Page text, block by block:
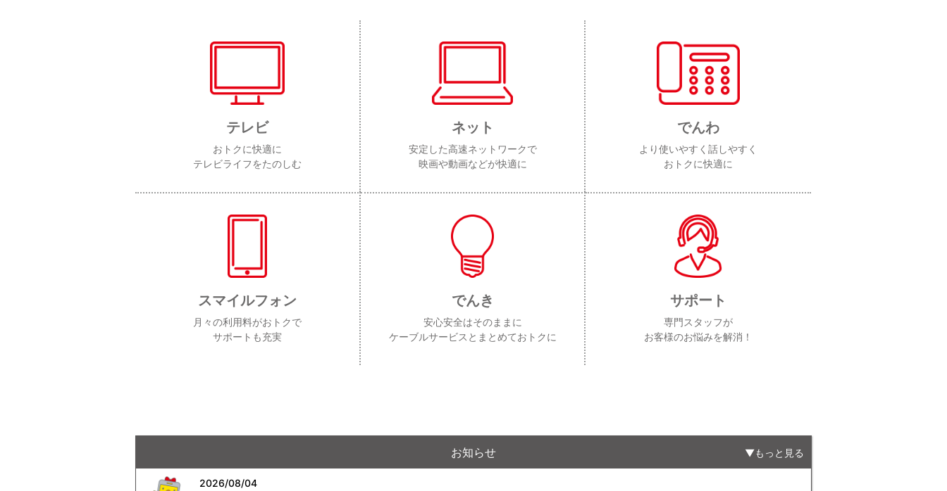
テレビ
おトクに快適に
テレビライフをたのしむ
ネット
安定した高速ネットワークで
映画や動画などが快適に
でんわ
より使いやすく話しやすく
おトクに快適に
スマイルフォン
月々の利用料がおトクで
サポートも充実
でんき
安心安全はそのままに
ケーブルサービスとまとめておトクに
サポート
専門スタッフが
お客様のお悩みを解消！
お知らせ もっと見る
2026/08/04